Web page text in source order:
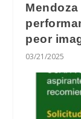
peor
03/21/2025